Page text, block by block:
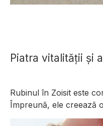
Piatra vitalității și
Rubinul în Zoisit este
Împreună, ele creează